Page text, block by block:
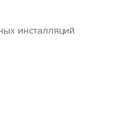
инсталляций